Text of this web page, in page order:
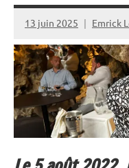
13 juin 2025 Emrick